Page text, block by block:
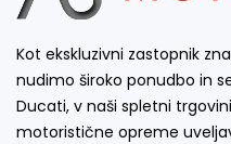
Kot ekskluzivni zastopnik
nudimo široko ponudbo in
Ducati, v naši spletni
motoristične opreme